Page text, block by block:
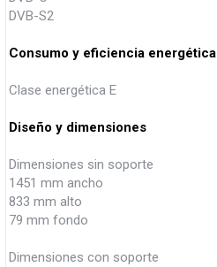
DVB-S2
Consumo y eficiencia energética
Clase energética E
Diseño y dimensiones
Dimensiones sin soporte
1451 mm ancho
833 mm alto
79 mm fondo
Dimensiones con soporte